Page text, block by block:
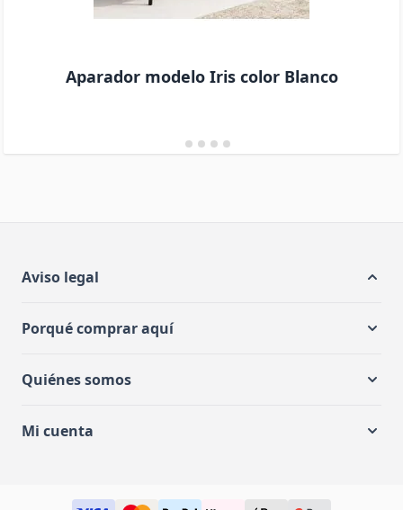
Aparador modelo Iris color Blanco
Aviso legal
Porqué comprar aquí
Quiénes somos
Mi cuenta